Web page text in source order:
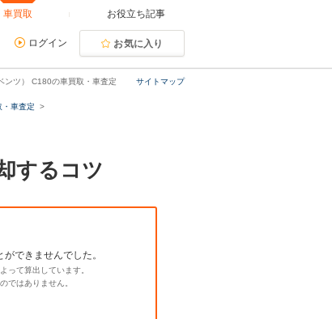
車買取 お役立ち記事
ログイン お気に入り
サイトマップ
ンツ） C180の車買取・車査定
・車査定
するコツ
できませんでした。
って算出しています。
ではありません。